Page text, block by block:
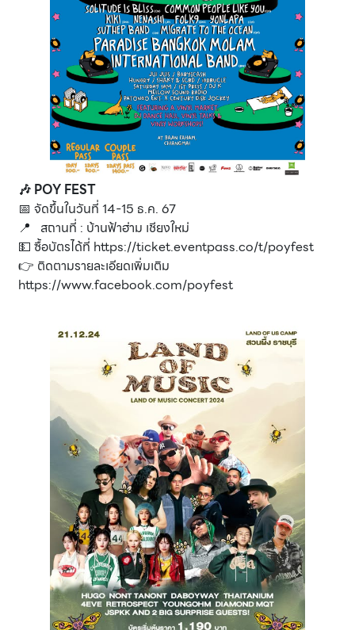
🎶 POY FEST
📅 จัดขึ้นในวันที่ 14-15 ธ.ค. 67
📍 สถานที่ : บ้านฟ้าฮ่าม เชียงใหม่
💵 ซื้อบัตรได้ที่ https://ticket.eventpass.co/t/poyfest
👉 ติดตามรายละเอียดเพิ่มเติม
https://www.facebook.com/poyfest